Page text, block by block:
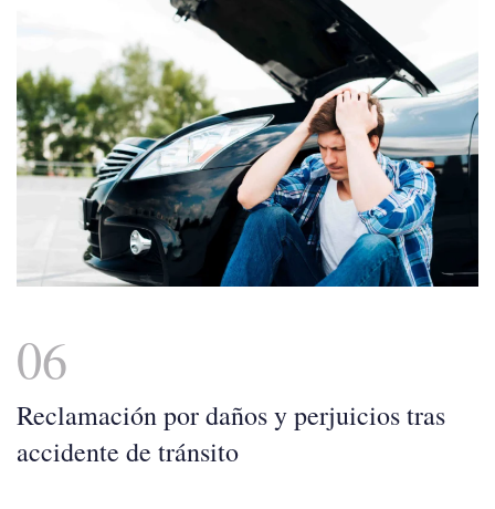
06
Reclamación por daños y perjuicios tras
accidente de tránsito